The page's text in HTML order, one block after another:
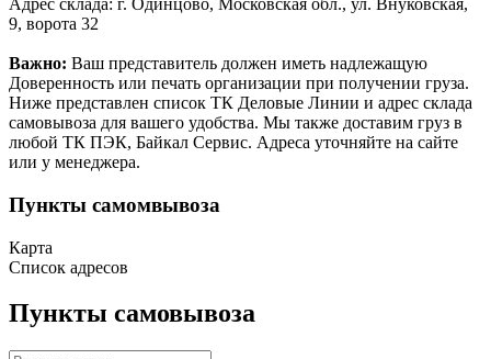
Адрес склада: г. Одинцово, Московская обл., ул. Внуковская,
9, ворота 32
Важно: Ваш представитель должен иметь надлежащую
Доверенность или печать организации при получении груза.
Ниже представлен список ТК Деловые Линии и адрес склада
самовывоза для вашего удобства. Мы также доставим груз в
любой ТК ПЭК, Байкал Сервис. Адреса уточняйте на сайте
или у менеджера.
Пункты самомвывоза
Карта
Список адресов
Пункты самовывоза